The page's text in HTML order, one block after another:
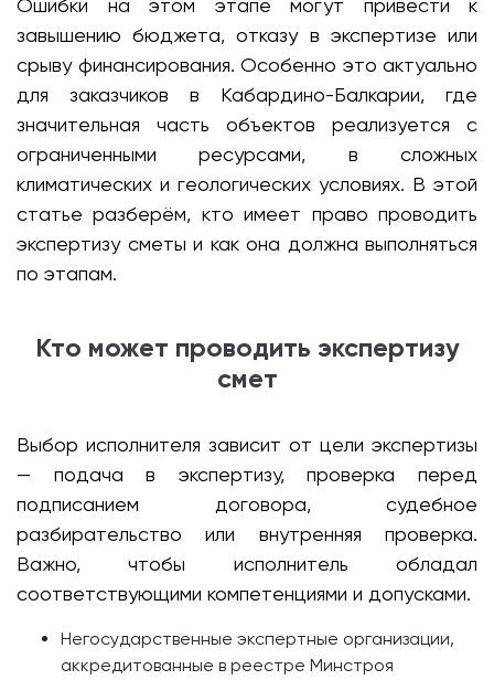
Ошибки на этом этапе могут привести к
завышению бюджета, отказу в экспертизе или
срыву финансирования. Особенно это актуально
для заказчиков в Кабардино-Балкарии, где
значительная часть объектов реализуется с
ограниченными ресурсами, в сложных
климатических и геологических условиях. В этой
статье разберём, кто имеет право проводить
экспертизу сметы и как она должна выполняться
по этапам.
Кто может проводить экспертизу
смет
Выбор исполнителя зависит от цели экспертизы
— подача в экспертизу, проверка перед
подписанием договора, судебное
разбирательство или внутренняя проверка.
Важно, чтобы исполнитель обладал
соответствующими компетенциями и допусками.
Негосударственные экспертные организации,
аккредитованные в реестре Минстроя